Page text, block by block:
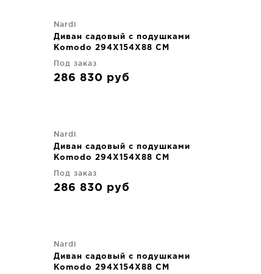
Nardi
Диван садовый с подушками
Komodo 294X154X88 CM
Под заказ
286 830 руб
Nardi
Диван садовый с подушками
Komodo 294X154X88 CM
Под заказ
286 830 руб
Nardi
Диван садовый с подушками
Komodo 294X154X88 CM